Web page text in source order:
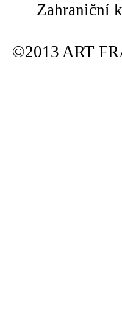
Zahraniční
©2013 ART